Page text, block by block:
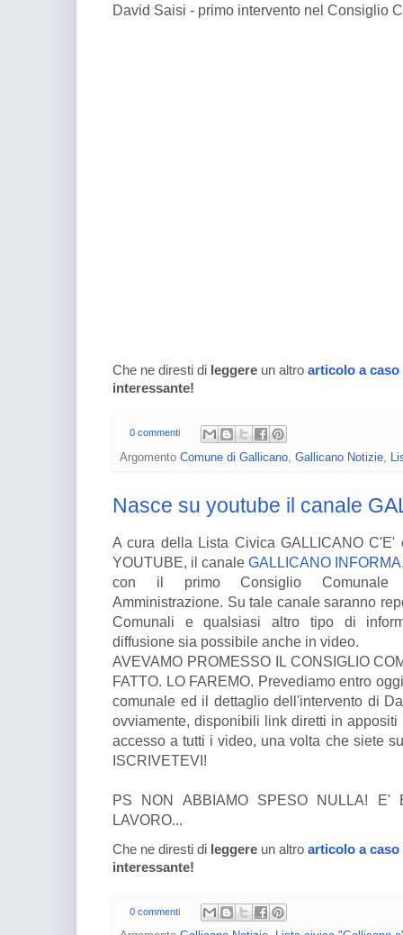
David Saisi - primo intervento nel Consiglio
Che ne diresti di leggere un altro articolo a caso
interessante!
0 commenti
Argomento Comune di Gallicano Gallicano Notizie
Nasce su youtube il canale
A cura della Lista Civica GALLICANO C'E'
YOUTUBE, il canale GALLICANO INFORMA
con il primo Consiglio Comunale
Amministrazione. Su tale canale saranno
Comunali e qualsiasi altro tipo di
diffusione sia possibile anche in video.
AVEVAMO PROMESSO IL CONSIGLIO
FATTO. LO FAREMO. Prevediamo entro
comunale ed il dettaglio dell'intervento di
ovviamente, disponibili link diretti in
accesso a tutti i video, una volta che siete
ISCRIVETEVI!
PS NON ABBIAMO SPESO NULLA! E'
LAVORO...
Che ne diresti di leggere un altro articolo a caso
interessante!
0 commenti